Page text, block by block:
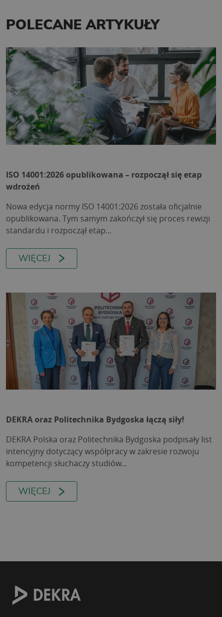
POLECANE ARTYKUŁY
ISO 14001:2026 opublikowana – rozpoczął się etap
wdrożeń
Nowa edycja normy ISO 14001:2026 została oficjalnie
opublikowana. Tym samym zakończył się proces rewizji
standardu i rozpoczął etap...
WIĘCEJ
DEKRA oraz Politechnika Bydgoska łączą siły!
DEKRA Polska oraz Politechnika Bydgoska podpisały list
intencyjny dotyczący współpracy w zakresie rozwoju
kompetencji słuchaczy studiów...
WIĘCEJ